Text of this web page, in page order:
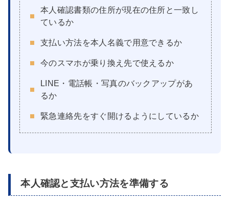
本人確認書類の住所が現在の住所と一致し
ているか
支払い方法を本人名義で用意できるか
今のスマホが乗り換え先で使えるか
LINE・電話帳・写真のバックアップがあ
るか
緊急連絡先をすぐ開けるようにしているか
本人確認と支払い方法を準備する